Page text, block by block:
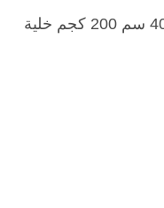
مقياس مقعد رقمي مضغوط 40x50 سم 200 كجم خلية